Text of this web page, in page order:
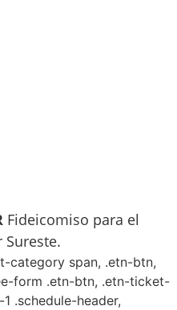
Fideicomiso para el
Sureste.
category span, .etn-btn,
form .etn-btn, .etn-ticket-
.schedule-header,